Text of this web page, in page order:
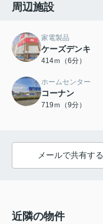
周辺施設
家電製品
ケーズデンキ
414ｍ（6分）
ホームセンター
コーナン
719ｍ（9分）
メールで共有する
近隣の物件